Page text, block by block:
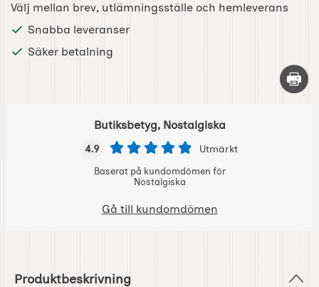
Välj mellan brev, utlämningsställe och hemleverans
Snabba leveranser
Säker betalning
Skriv
Butiksbetyg, Nostalgiska
4.9 Utmärkt
Baserat på kundomdömen för
Nostalgiska
Gå till kundomdömen
Produktbeskrivning